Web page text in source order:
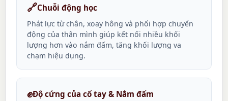
🔗Chuỗi động học
Phát lực từ chân, xoay hông và phối hợp chuyển
động của thân mình giúp kết nối nhiều khối
lượng hơn vào nắm đấm, tăng khối lượng va
chạm hiệu dụng.
✊Độ cứng của cổ tay & Nắm đấm